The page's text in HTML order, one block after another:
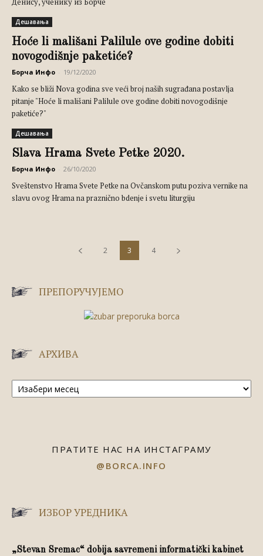
Дешавања
Hoće li mališani Palilule ove godine dobiti
novogodišnje paketiće?
Борча Инфо 19/12/2020
Kako se bliži Nova godina sve veći broj naših sugrađana postavlja
pitanje "Hoće li mališani Palilule ove godine dobiti novogodišnje
paketiće?"
Дешавања
Slava Hrama Svete Petke 2020.
Борча Инфо 26/10/2020
Sveštenstvo Hrama Svete Petke na Ovčanskom putu poziva vernike na
slavu ovog Hrama na praznično bdenje i svetu liturgiju
2 3 4
ПРЕПОРУЧУЈЕМО
АРХИВА
Архива
ПРАТИТЕ НАС НА ИНСТАГРАМУ
@BORCA.INFO
ИЗБОР УРЕДНИКА
„Stevan Sremac“ dobija savremeni informatički kabinet